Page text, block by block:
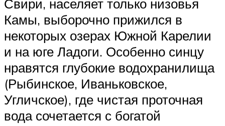
Свири, населяет только низовья
Камы, выборочно прижился в
некоторых озерах Южной Карелии
и на юге Ладоги. Особенно синцу
нравятся глубокие водохранилища
(Рыбинское, Иваньковское,
Угличское), где чистая проточная
вода сочетается с богатой